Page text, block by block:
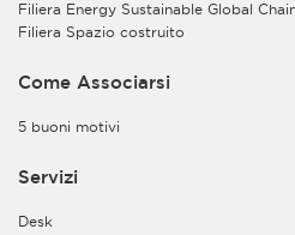
Inoltre, sulla base del legittimo
essere trattati per finalità di
Lei potrà interrompere in
Filiera Energy Sustainable Global
Filiera Spazio costruito
Come Associarsi
5 buoni motivi
Servizi
Desk